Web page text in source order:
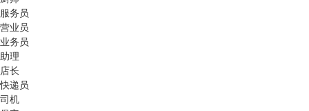
服务员
营业员
业务员
助理
店长
快递员
司机